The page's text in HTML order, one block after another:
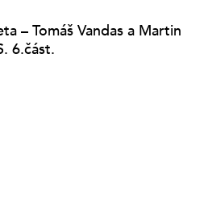
– Tomáš Vandas a Martin
6.část.